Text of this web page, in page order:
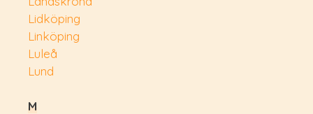
Lidköping
Linköping
Luleå
Lund
M